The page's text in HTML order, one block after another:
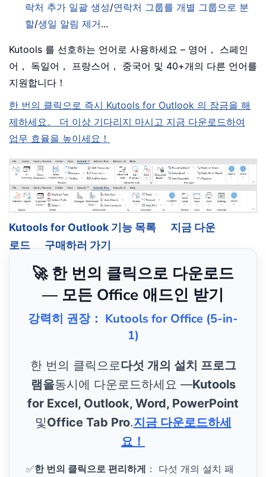
락처 추가 일괄 생성/연락처 그룹를 개별 그룹으로 분
할/생일 알림 제거...
Kutools 를 선호하는 언어로 사용하세요 – 영어， 스페인
어， 독일어， 프랑스어， 중국어 및 40+개의 다른 언어를
지원합니다！
한 번의 클릭으로 즉시 Kutools for Outlook 의 잠금을 해
제하세요。 더 이상 기다리지 마시고 지금 다운로드하여
업무 효율을 높이세요！
Kutools for Outlook 기능 목록
지금 다운
로드
구매하러 가기
🚀 한 번의 클릭으로 다운로드
— 모든 Office 애드인 받기
강력히 권장： Kutools for Office (5-in-
1)
한 번의 클릭으로다섯 개의 설치 프로그
램을동시에 다운로드하세요 —Kutools
for Excel, Outlook, Word, PowerPoint
및Office Tab Pro.지금 다운로드하세
요！
✅한 번의 클릭으로 편리하게 ： 다섯 개의 설치 패